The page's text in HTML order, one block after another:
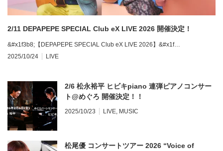
2/11 DEPAPEPE SPECIAL Club eX LIVE 2026 開催決定！
&#x1f3b8;【DEPAPEPE SPECIAL Club eX LIVE 2026】&#x1f…
2025/10/24
LIVE
2/6 松永裕平 ヒビキpiano 連弾ピアノコンサー
ト@めぐろ 開催決定！！
2025/10/23 LIVE, MUSIC
松尾優 コンサートツアー 2026 “Voice of